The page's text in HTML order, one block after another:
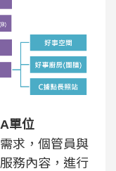
A單位
求，個管員與
務內容，進行